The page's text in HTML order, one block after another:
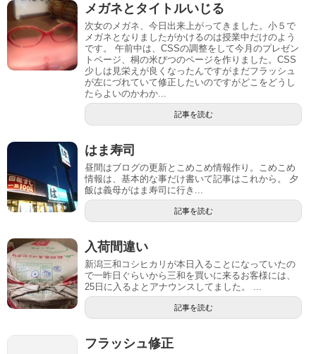
メガネとタイトルいじる
次女のメガネ、今日出来上がってきました。小５で
メガネとなりましたがかけるのは授業中だけのよう
です。 午前中は、CSSの調整をして今月のプレゼン
トページ、桐の米びつのページを作りました。CSS
少しは見栄えが良くなったんですがまだフラッシュ
が左にづれていて修正したいのですがどこをどうし
たらよいのかわか...
記事を読む
はま寿司
昼間はブログの更新とこめこめ情報作り。こめこめ
情報は、基本的な事だけ書いて記事はこれから。 夕
飯は義母がはま寿司に行き...
記事を読む
入荷間違い
新潟三和コシヒカリが本日入ることになっていたの
で一昨日ぐらいから三和を買いに来るお客様には、
25日に入るよとアナウンスしてました。 ...
記事を読む
フラッシュ修正